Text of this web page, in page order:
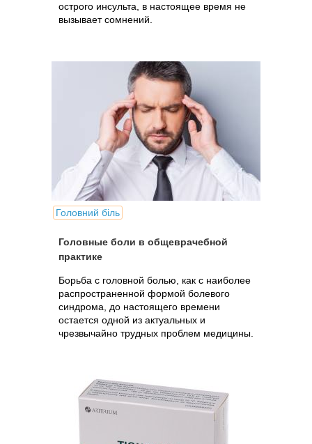
острого инсульта, в настоящее время не
вызывает сомнений.
Головний біль
Головные боли в общеврачебной
практике
Борьба с головной болью, как с наиболее
распространенной формой болевого
синдрома, до настоящего времени
остается одной из актуальных и
чрезвычайно трудных проблем медицины.